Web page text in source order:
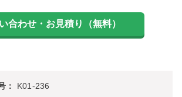
： K01-236